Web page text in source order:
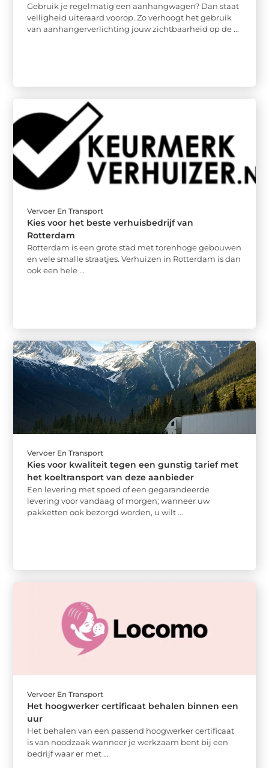
Gebruik je regelmatig een aanhangwagen? Dan staat
veiligheid uiteraard voorop. Zo verhoogt het gebruik
van aanhangerverlichting jouw zichtbaarheid op de ...
Vervoer En Transport
Kies voor het beste verhuisbedrijf van
Rotterdam
Rotterdam is een grote stad met torenhoge gebouwen
en vele smalle straatjes. Verhuizen in Rotterdam is dan
ook een hele ...
Vervoer En Transport
Kies voor kwaliteit tegen een gunstig tarief met
het koeltransport van deze aanbieder
Een levering met spoed of een gegarandeerde
levering voor vandaag of morgen; wanneer uw
pakketten ook bezorgd worden, u wilt ...
Vervoer En Transport
Het hoogwerker certificaat behalen binnen een
uur
Het behalen van een passend hoogwerker certificaat
is van noodzaak wanneer je werkzaam bent bij een
bedrijf waar er met ...